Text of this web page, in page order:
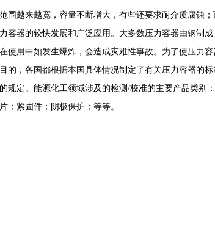
越来越宽，容量不断增大，有些还要求耐介质腐蚀；
容器的较快发展和广泛应用。大多数压力容器由钢制
使用中如发生爆炸，会造成灾难性事故。为了使压力
，各国都根据本国具体情况制定了有关压力容器的标
定。能源化工领域涉及的检测/校准的主要产品类别
；紧固件；阴极保护；等等。